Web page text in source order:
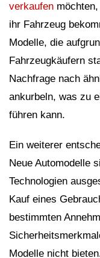
verkaufen
ihr Fahrzeug
Modelle, die
Fahrzeugkäufern
Nachfrage nach
ankurbeln, was zu
führen kann.
Ein weiterer
Neue Automodelle
Technologien
Kauf eines
bestimmten
Modelle nicht